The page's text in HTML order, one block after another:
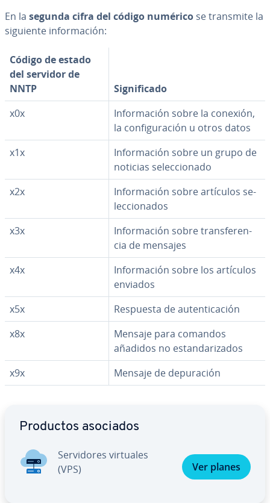
En la segunda cifra del código numérico se transmite la
siguiente in­fo­r­ma­ción:
Código de estado
del servidor de
NNTP
Si­g­ni­fi­ca­do
x0x
In­fo­r­ma­ción sobre la conexión,
la co­n­fi­gu­ra­ción u otros datos
x1x
In­fo­r­ma­ción sobre un grupo de
noticias se­le­c­cio­na­do
x2x
In­fo­r­ma­ción sobre artículos se­
le­c­cio­na­dos
x3x
In­fo­r­ma­ción sobre tra­n­s­fe­re­n­
cia de mensajes
x4x
In­fo­r­ma­ción sobre los artículos
enviados
x5x
Respuesta de au­te­n­ti­ca­ción
x8x
Mensaje para comandos
añadidos no es­ta­n­da­ri­za­dos
x9x
Mensaje de de­pu­ra­ción
Productos asociados
Se­r­vi­do­res virtuales
(VPS)
Ver planes